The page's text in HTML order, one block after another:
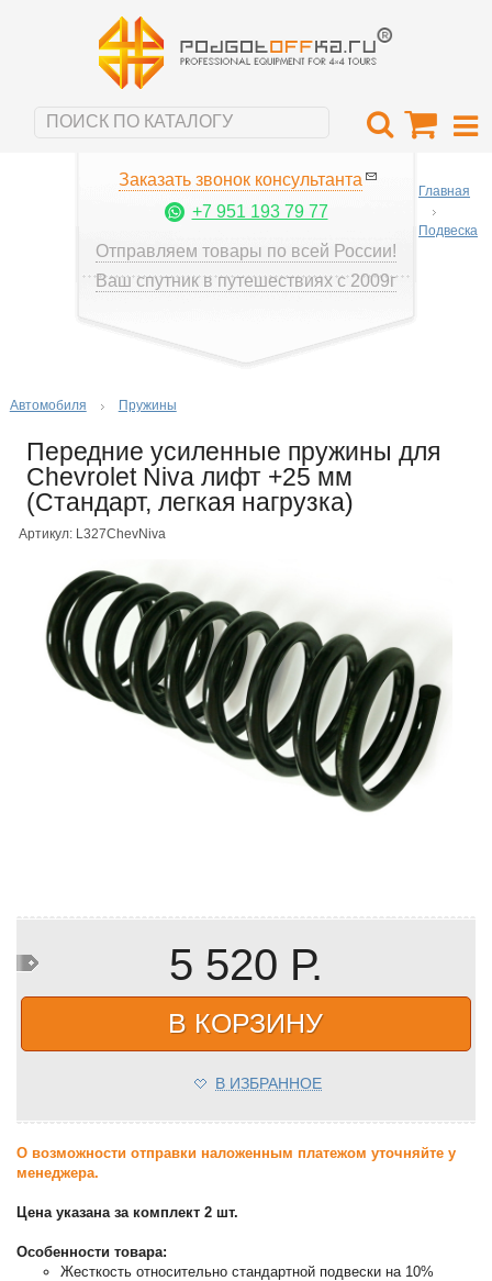
Заказать звонок консультанта
+7 951 193 79 77
Отправляем товары по всей России!
Ваш спутник в путешествиях с 2009г
Главная
Подвеска
Автомобиля Пружины
Передние усиленные пружины для
Chevrolet Niva лифт +25 мм
(Стандарт, легкая нагрузка)
Артикул: L327ChevNiva
5 520 Р.
В КОРЗИНУ
В ИЗБРАННОЕ
О возможности отправки наложенным платежом уточняйте у
менеджера.
Цена указана за комплект 2 шт.
Особенности товара:
Жесткость относительно стандартной подвески на 10%